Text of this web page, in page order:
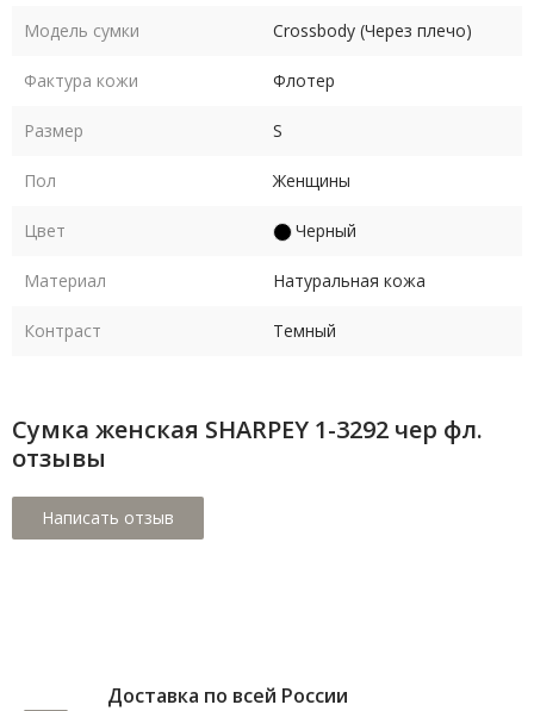
Модель сумки Crossbody (Через плечо)
Фактура кожи Флотер
Размер S
Пол Женщины
Цвет Черный
Материал Натуральная кожа
Контраст Темный
Сумка женская SHARPEY 1-3292 чер фл.
отзывы
Доставка по всей России